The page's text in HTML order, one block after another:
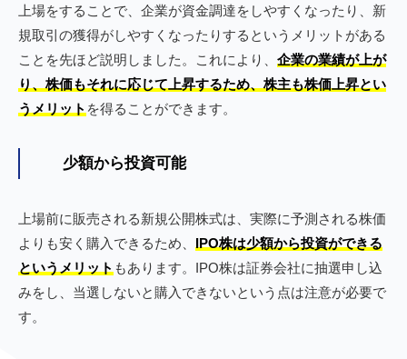
上場をすることで、企業が資金調達をしやすくなったり、新
規取引の獲得がしやすくなったりするというメリットがある
ことを先ほど説明しました。これにより、 企業の業績が上が
り、株価もそれに応じて上昇するため、株主も株価上昇とい
うメリット を得ることができます。
少額から投資可能
上場前に販売される新規公開株式は、実際に予測される株価
よりも安く購入できるため、 IPO株は少額から投資ができる
というメリット もあります。IPO株は証券会社に抽選申し込
みをし、当選しないと購入できないという点は注意が必要で
す。